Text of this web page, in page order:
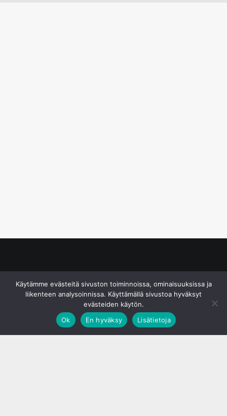
Käytämme evästeitä sivuston toiminnoissa, ominaisuuksissa ja
liikenteen analysoinnissa. Käyttämällä sivustoa hyväksyt
evästeiden käytön.
Ok
En hyväksy Lisätietoja